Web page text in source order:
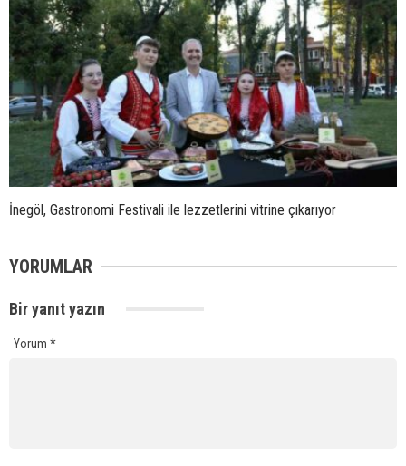
İnegöl, Gastronomi Festivali ile lezzetlerini vitrine çıkarıyor
YORUMLAR
Bir yanıt yazın
Yorum *